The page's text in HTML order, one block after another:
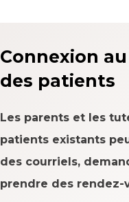
Connexion
des patients
Les parents et les
patients existants
des courriels,
prendre des rendez-